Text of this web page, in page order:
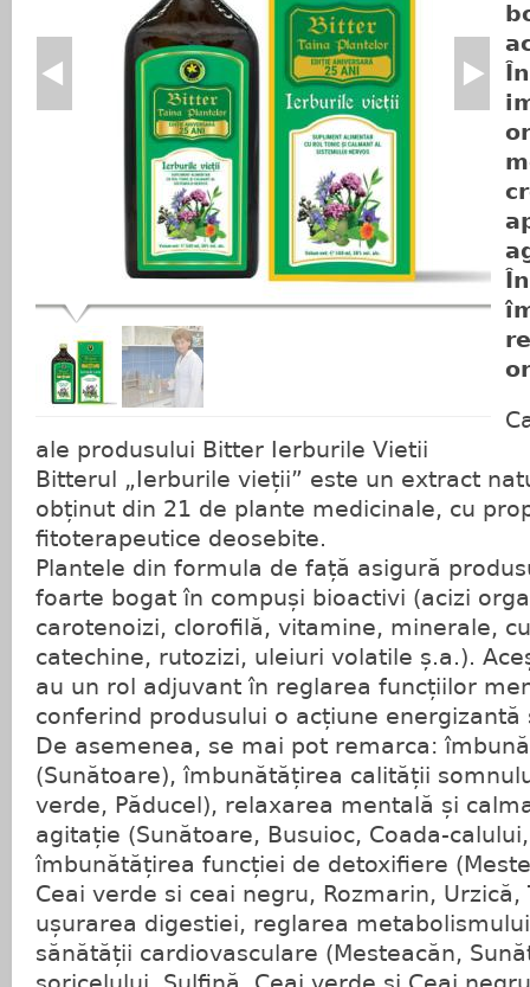
ale produsului Bitter Ierburile Vietii
Bitterul „Ierburile vieții” este un extract
obținut din 21 de plante medicinale, cu
fitoterapeutice deosebite.
Plantele din formula de față asigură
foarte bogat în compuși bioactivi (acizi
carotenoizi, clorofilă, vitamine, minerale,
catechine, rutozizi, uleiuri volatile ș.a.).
au un rol adjuvant în reglarea funcțiilor
conferind produsului o acțiune energizantă
De asemenea, se mai pot remarca:
(Sunătoare), îmbunătățirea calității
verde, Păducel), relaxarea mentală și
agitație (Sunătoare, Busuioc, Coada-
îmbunătățirea funcției de detoxifiere
Ceai verde si ceai negru, Rozmarin,
ușurarea digestiei, reglarea
sănătății cardiovasculare (Mesteacăn,